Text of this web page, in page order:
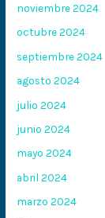
noviembre 2024
octubre 2024
septiembre 2024
agosto 2024
julio 2024
junio 2024
mayo 2024
abril 2024
marzo 2024